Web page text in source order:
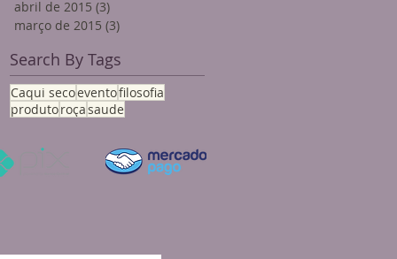
abril de 2015 (3)
março de 2015 (3)
Search By Tags
Caqui secoeventofilosofia
produtoroçasaude